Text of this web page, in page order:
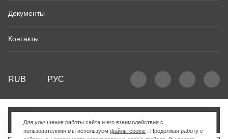
Добавить в корзину
Документы
Контакты
RUB РУС
Для улучшения работы сайта и его взаимодействия с
пользователями мы используемфайлы cookie . Продолжая работу с